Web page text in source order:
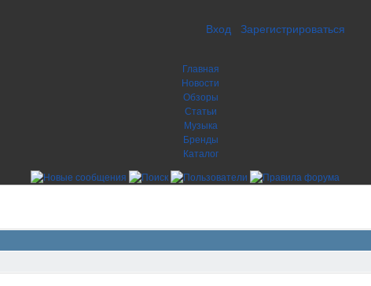
Вход Зарегистрироваться
Главная
Новости
Обзоры
Статьи
Музыка
Бренды
Каталог